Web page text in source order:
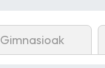
Gimnasioak